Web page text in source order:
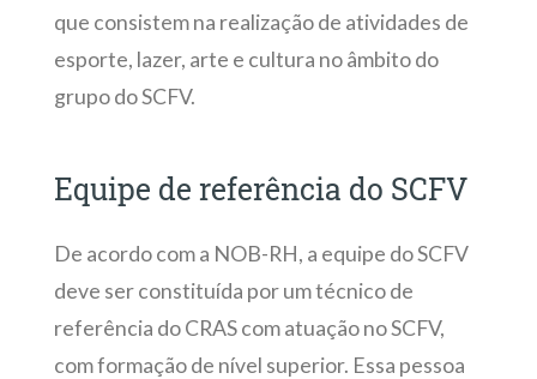
que consistem na realização de atividades de
esporte, lazer, arte e cultura no âmbito do
grupo do SCFV.
Equipe de referência do SCFV
De acordo com a NOB-RH, a equipe do SCFV
deve ser constituída por um técnico de
referência do CRAS com atuação no SCFV,
com formação de nível superior. Essa pessoa